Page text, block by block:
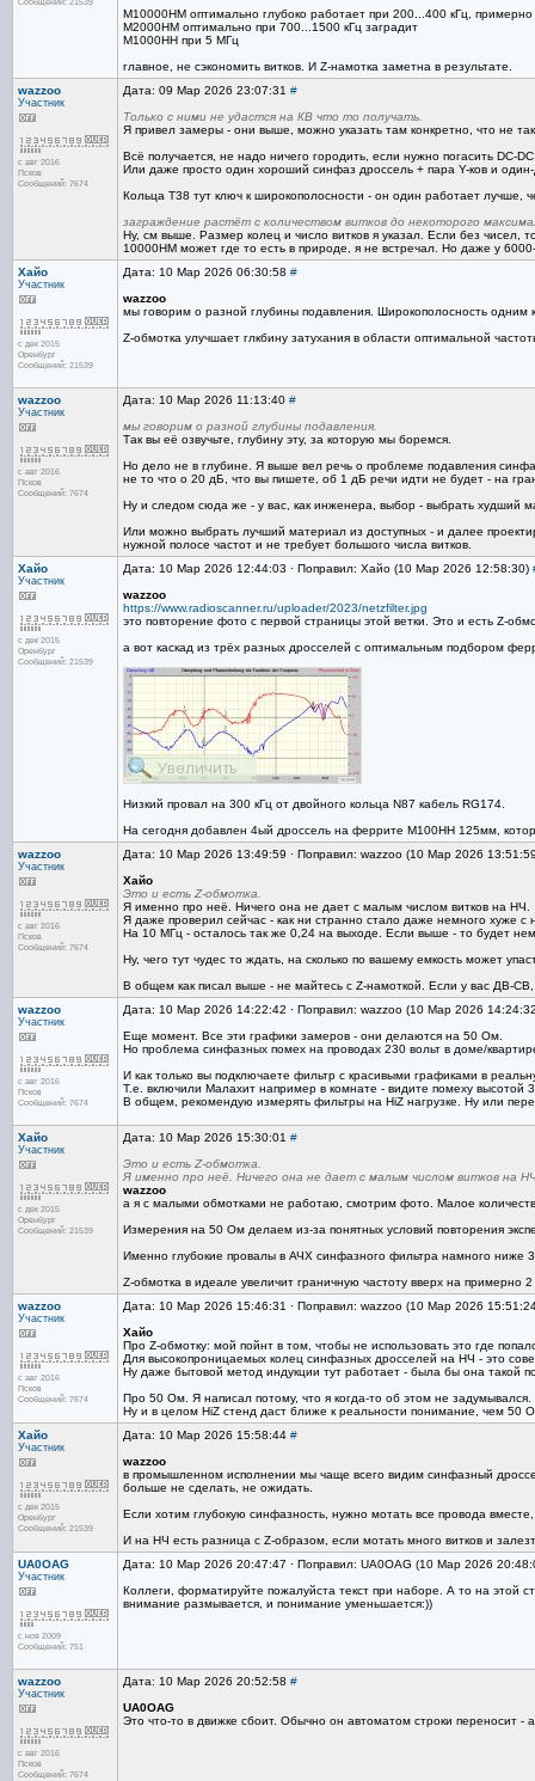
M10000НМ оптимально глубоко работает при 200...400 кГц,
М2000НМ оптимально при 700...1500 кГц заградит
М1000НН при 5 МГц
главное, не сэкономить витков. И Z-намотка заметна в результате.
wazzoo
Участник
с авг 2016
Псков
Сообщений: 7674
Дата: 09 Мар 2026 23:07:31 #
Только с ними не удастся на КВ что то получать.
Я привел замеры - они выше, можно указать там конкретно, что не
Всё получается, не надо ничего городить, если нужно погасить DC-
Или даже просто один хороший синфаз дроссель + пара Y-ков и
Кольца Т38 тут ключ к широкополосности - он один работает лучше,
заграждение растёт с количеством витков до некоторого
Ну, см выше. Размер колец и число витков я указал. Если без
10000НМ может где то есть в природе, я не встречал. Но даже у
Хайо
Участник
с дек 2015
Оренбург
Сообщений: 21539
Дата: 10 Мар 2026 06:30:58 #
wazzoo
мы говорим о разной глубины подавления. Широкополосность одним
Z-обмотка улучшает глкбину затухания в области оптимальной
wazzoo
Участник
с авг 2016
Псков
Сообщений: 7674
Дата: 10 Мар 2026 11:13:40 #
мы говорим о разной глубины подавления.
Так вы её озвучьте, глубину эту, за которую мы боремся.
Но дело не в глубине. Я выше вел речь о проблеме подавления
не то что о 20 дБ, что вы пишете, об 1 дБ речи идти не будет - на
Ну и следом сюда же - у вас, как инженера, выбор - выбрать худший
Или можно выбрать лучший материал из доступных - и далее
нужной полосе частот и не требует большого числа витков.
Хайо
Участник
с дек 2015
Оренбург
Сообщений: 21539
Дата: 10 Мар 2026 12:44:03 · Поправил: Хайо (10 Мар 2026 12:58:30)
wazzoo
https://www.radioscanner.ru/uploader/2023/netzfilter.jpg
это повторение фото с первой страницы этой ветки. Это и есть Z-
а вот каскад из трёх разных дросселей с оптимальным подбором
Низкий провал на 300 кГц от двойного кольца N87 кабель RG174.
На сегодня добавлен 4ый дроссель на феррите М100НН 125мм,
wazzoo
Участник
с авг 2016
Псков
Сообщений: 7674
Дата: 10 Мар 2026 13:49:59 · Поправил: wazzoo (10 Мар 2026
Хайо
Это и есть Z-обмотка.
Я именно про неё. Ничего она не дает с малым числом витков на НЧ.
Я даже проверил сейчас - как ни странно стало даже немного хуже
На 10 МГц - осталось так же 0,24 на выходе. Если выше - то будет
Ну, чего тут чудес то ждать, на сколько по вашему емкость может
В общем как писал выше - не майтесь с Z-намоткой. Если у вас ДВ-
wazzoo
Участник
с авг 2016
Псков
Сообщений: 7674
Дата: 10 Мар 2026 14:22:42 · Поправил: wazzoo (10 Мар 2026
Еще момент. Все эти графики замеров - они делаются на 50 Ом.
Но проблема синфазных помех на проводах 230 вольт в доме/
И как только вы подключаете фильтр с красивыми графиками в
Т.е. включили Малахит например в комнате - видите помеху
В общем, рекомендую измерять фильтры на HiZ нагрузке. Ну или
Хайо
Участник
с дек 2015
Оренбург
Сообщений: 21539
Дата: 10 Мар 2026 15:30:01 #
Это и есть Z-обмотка.
Я именно про неё. Ничего она не дает с малым числом витков на
wazzoo
а я с малыми обмотками не работаю, смотрим фото. Малое
Измерения на 50 Ом делаем из-за понятных условий повторения
Именно глубокие провалы в АЧХ синфазного фильтра намного ниже
Z-обмотка в идеале увеличит граничную частоту вверх на
wazzoo
Участник
с авг 2016
Псков
Сообщений: 7674
Дата: 10 Мар 2026 15:46:31 · Поправил: wazzoo (10 Мар 2026
Хайо
Про Z-обмотку: мой пойнт в том, чтобы не использовать это где
Для высокопроницаемых колец синфазных дросселей на НЧ - это
Ну даже бытовой метод индукции тут работает - была бы она такой
Про 50 Ом. Я написал потому, что я когда-то об этом не
Ну и в целом HiZ стенд даст ближе к реальности понимание, чем 50
Хайо
Участник
с дек 2015
Оренбург
Сообщений: 21539
Дата: 10 Мар 2026 15:58:44 #
wazzoo
в промышленном исполнении мы чаще всего видим синфазный
больше не сделать, не ожидать.
Если хотим глубокую синфазность, нужно мотать все провода
И на НЧ есть разница с Z-образом, если мотать много витков и
UA0OAG
Участник
с ноя 2009
Сообщений: 751
Дата: 10 Мар 2026 20:47:47 · Поправил: UA0OAG (10 Мар 2026
Коллеги, форматируйте пожалуйста текст при наборе. А то на этой
внимание размывается, и понимание уменьшается:))
wazzoo
Участник
с авг 2016
Псков
Сообщений: 7674
Дата: 10 Мар 2026 20:52:58 #
UA0OAG
Это что-то в движке сбоит. Обычно он автоматом строки переносит